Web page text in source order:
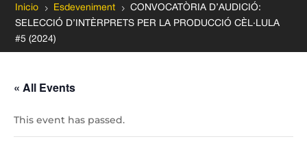
Inicio 5 Esdeveniment 5
CONVOCATÒRIA D’AUDICIÓ:
SELECCIÓ D’INTÈRPRETS PER LA PRODUCCIÓ CÈL·LULA
#5 (2024)
« All Events
This event has passed.